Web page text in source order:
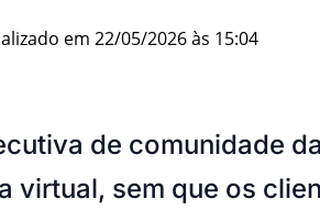
em 22/05/2026 às 15:04
de comunidade
virtual, sem que os